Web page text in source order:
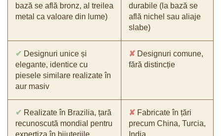
bază se află bronz, al treilea
metal ca valoare din lume)
durabile (la bază se
află nichel sau aliaje
slabe)
✔ Designuri unice și
elegante, identice cu
piesele similare realizate în
aur masiv
✘ Designuri comune,
fără distincție
✔ Realizate în Brazilia, țară
recunoscută mondial pentru
✘ Fabricate în țări
precum China, Turcia,